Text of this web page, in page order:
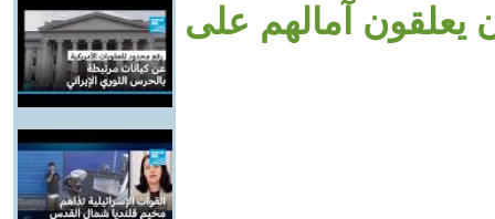
يعلقون آمالهم على